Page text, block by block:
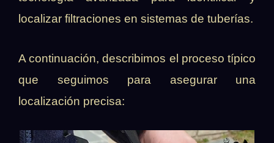
localizar filtraciones en sistemas de tuberías.
A continuación, describimos el proceso típico
que seguimos para asegurar una
localización precisa: